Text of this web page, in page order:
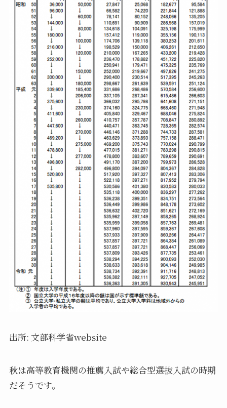
出所: 文部科学省website
秋は高等教育機関の推薦入試や総合型選抜入試の時期
だそうです。